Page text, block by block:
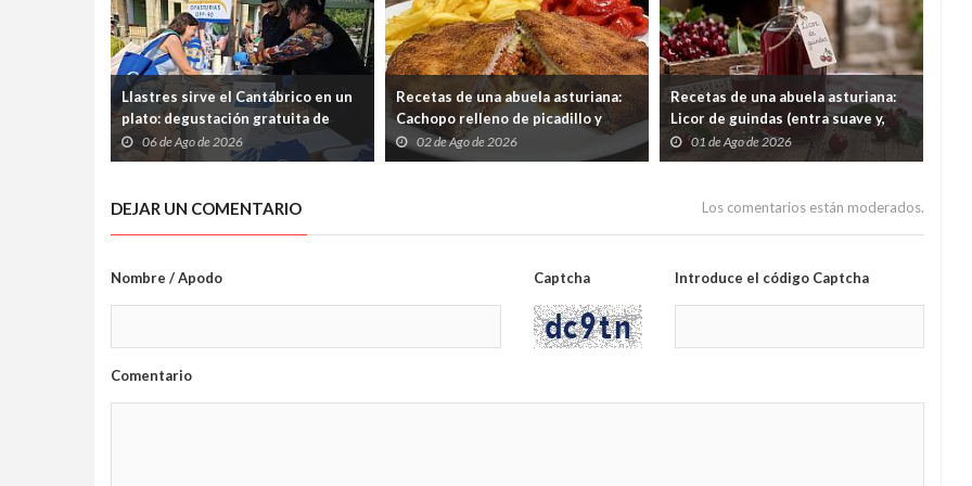
Llastres sirve el Cantábrico en un
plato: degustación gratuita de
merluza a la sidra en el Mercáu
Marineru
06 de Ago de 2026
Recetas de una abuela asturiana:
Cachopo relleno de picadillo y
Cabrales (para comer y quedar en
silencio)
02 de Ago de 2026
Recetas de una abuela asturiana:
Licor de guindas (entra suave y,
cuando quieres darte cuenta, tas
contando secretos familiares de
01 de Ago de 2026
DEJAR UN COMENTARIO Los comentarios están moderados.
Nombre / Apodo Captcha Introduce el código Captcha
Comentario